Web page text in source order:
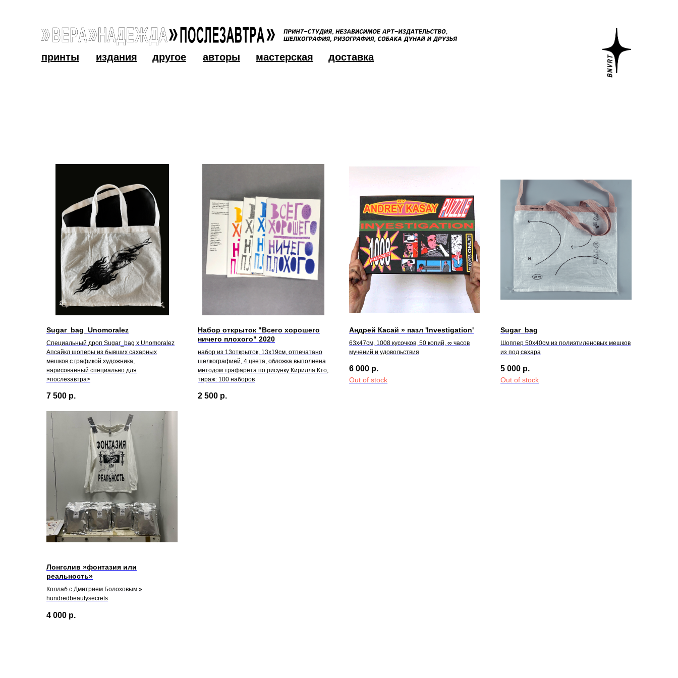
принты издания другое доставка
мастерская
авторы
Sugar_bag_Unomoralez
Специальный дроп Sugar_bag х Unomoralez
Апсайкл шоперы из бывших сахарных
мешков с графикой художника,
нарисованный специально для
>послезавтра>
7 500 р.
Набор открыток "Всего хорошего
ничего плохого" 2020
набор из 13открыток, 13х19см, отпечатано
шелкографией, 4 цвета, обложка выполнена
методом трафарета по рисунку Кирилла Кто,
тираж: 100 наборов
2 500 р.
Андрей Касай » пазл 'Investigation'
63х47см, 1008 кусочков, 50 копий, ∞ часов
мучений и удовольствия
6 000 р.
Out of stock
Sugar_bag
Шоппер 50х40см из полиэтиленовых мешков
из под сахара
5 000 р.
Out of stock
Лонгслив »фонтазия или
реальность»
Коллаб с Дмитрием Болоховым »
hundredbeautysecrets
4 000 р.